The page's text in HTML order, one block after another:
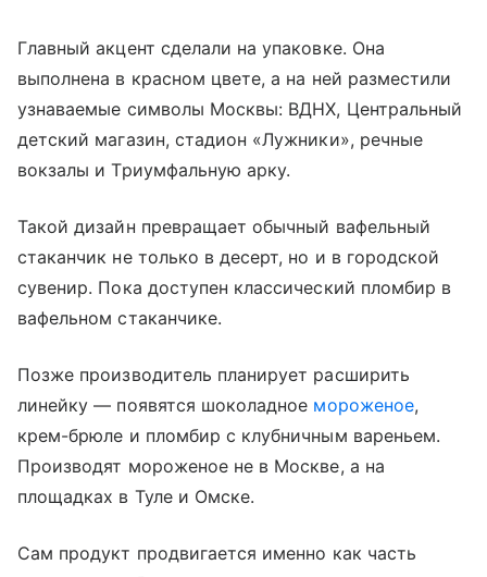
Главный акцент сделали на упаковке. Она
выполнена в красном цвете, а на ней разместили
узнаваемые символы Москвы: ВДНХ, Центральный
детский магазин, стадион «Лужники», речные
вокзалы и Триумфальную арку.
Такой дизайн превращает обычный вафельный
стаканчик не только в десерт, но и в городской
сувенир. Пока доступен классический пломбир в
вафельном стаканчике.
Позже производитель планирует расширить
линейку — появятся шоколадное мороженое,
крем-брюле и пломбир с клубничным вареньем.
Производят мороженое не в Москве, а на
площадках в Туле и Омске.
Сам продукт продвигается именно как часть